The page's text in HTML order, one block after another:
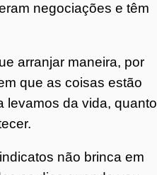
negociações e têm
arranjar maneira, por
que as coisas estão
levamos da vida, quanto
não brinca em